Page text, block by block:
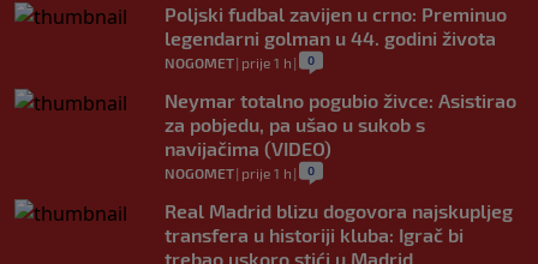
Poljski fudbal zavijen u crno: Preminuo
legendarni golman u 44. godini života
NOGOMET| prije 1 h | 0
Neymar totalno pogubio živce: Asistirao
za pobjedu, pa ušao u sukob s
navijačima (VIDEO)
NOGOMET| prije 1 h | 0
Real Madrid blizu dogovora najskupljeg
transfera u historiji kluba: Igrač bi
trebao uskoro stići u Madrid